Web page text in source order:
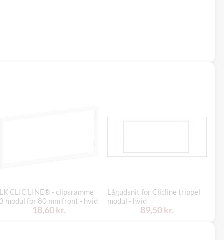
LK CLIC'LINE® - clipsramme
3 modul for 80 mm front - hvid
18,60 kr.
Lågudsnit for Clicline trippel
modul - hvid
89,50 kr.